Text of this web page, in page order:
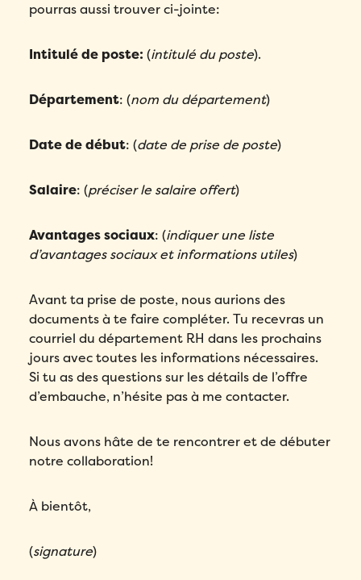
pourras aussi trouver ci-jointe:
Intitulé de poste:(intitulé du poste).
Département: (nom du département)
Date de début: (date de prise de poste)
Salaire: (préciser le salaire offert)
Avantages sociaux: (indiquer une liste
d’avantages sociaux et informations utiles)
Avant ta prise de poste, nous aurions des
documents à te faire compléter. Tu recevras un
courriel du département RH dans les prochains
jours avec toutes les informations nécessaires.
Si tu as des questions sur les détails de l’offre
d’embauche, n’hésite pas à me contacter.
Nous avons hâte de te rencontrer et de débuter
notre collaboration!
À bientôt,
(signature)